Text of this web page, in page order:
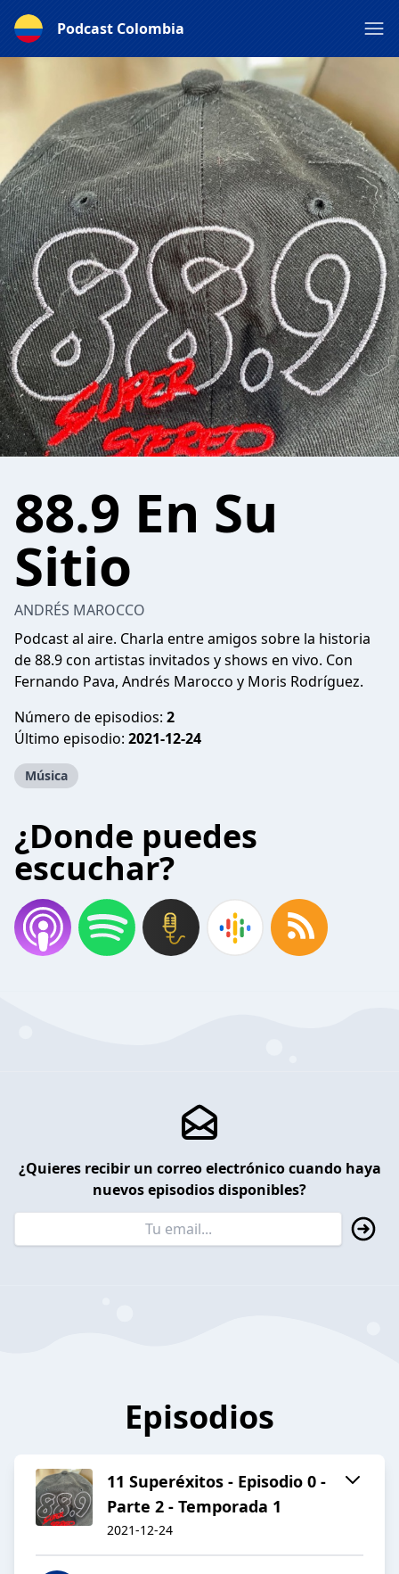
Podcast Colombia
88.9 En Su
Sitio
ANDRÉS MAROCCO
Podcast al aire. Charla entre amigos sobre la historia
de 88.9 con artistas invitados y shows en vivo. Con
Fernando Pava, Andrés Marocco y Moris Rodríguez.
Número de episodios: 2
Último episodio: 2021-12-24
Música
¿Donde puedes
escuchar?
¿Quieres recibir un correo electrónico cuando haya
nuevos episodios disponibles?
Episodios
11 Superéxitos - Episodio 0 -
Parte 2 - Temporada 1
2021-12-24